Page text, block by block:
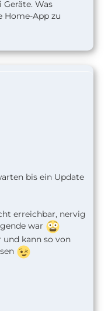
Was
Home-App zu
bis ein Update
erreichbar, nervig
war
und kann so von